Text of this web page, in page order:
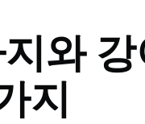
와
지